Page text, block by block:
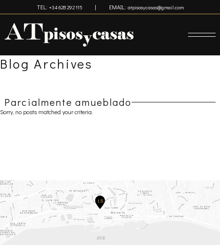
TEL: +34 628 292 115 | EMAIL: atpisosycasas@gmail.com
Blog Archives
Parcialmente amueblado
Sorry, no posts matched your criteria.